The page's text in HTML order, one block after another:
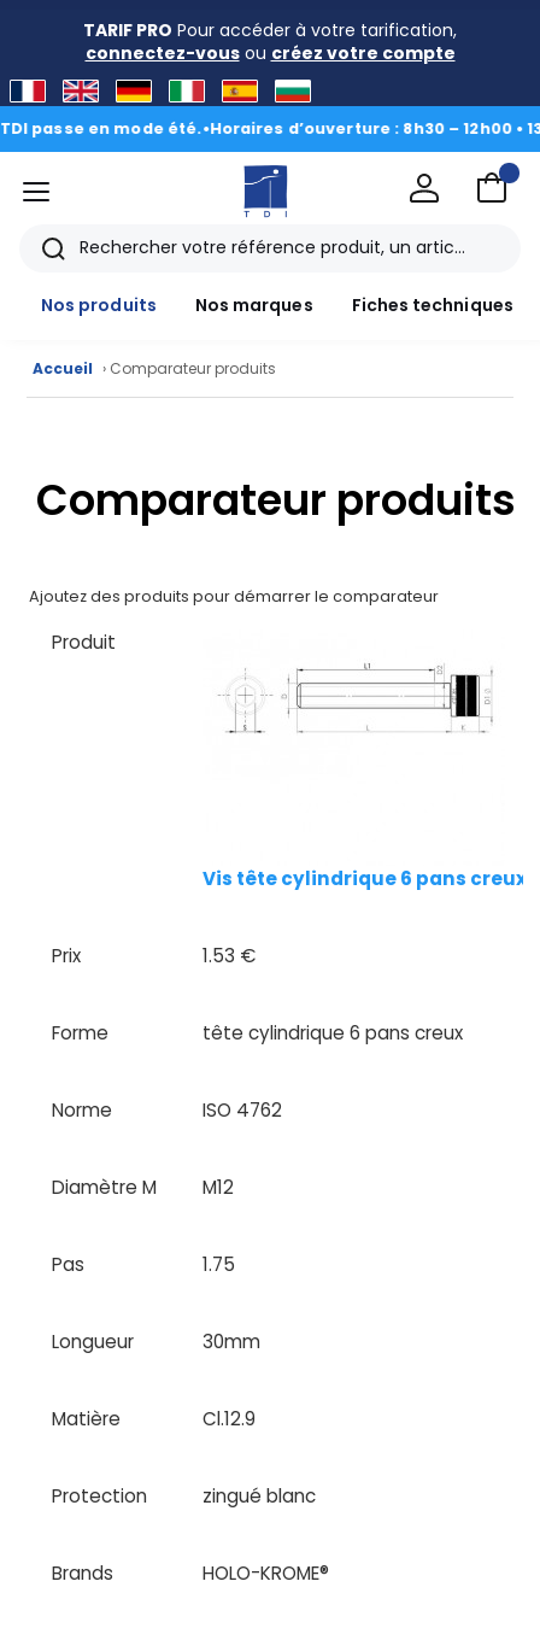
TARIF PRO Pour accéder à votre tarification,
connectez-vousou créez votre compte
en mode été.•Horaires d’ouverture : 8h30 – 12h00 •
produits
Nos
marques
Mon
menu
Rechercher
Nos produits
Nos marques Fiches techniques
Accueil › Comparateur produits
Comparateur produits
Ajoutez des produits pour démarrer le comparateur
Produit
Vis tête cylindrique 6 pans creux
Prix 1.53 €
Forme tête cylindrique 6 pans creux
Norme ISO 4762
Diamètre M M12
Pas 1.75
Longueur 30mm
Matière Cl.12.9
Protection zingué blanc
Brands HOLO-KROME®